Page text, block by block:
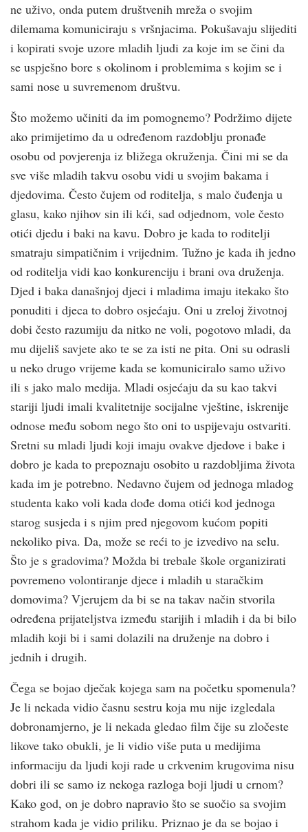
ne uživo, onda putem društvenih mreža o svojim
dilemama komuniciraju s vršnjacima. Pokušavaju slijediti
i kopirati svoje uzore mladih ljudi za koje im se čini da
se uspješno bore s okolinom i problemima s kojim se i
sami nose u suvremenom društvu.
Što možemo učiniti da im pomognemo? Podržimo dijete
ako primijetimo da u određenom razdoblju pronađe
osobu od povjerenja iz bližega okruženja. Čini mi se da
sve više mladih takvu osobu vidi u svojim bakama i
djedovima. Često čujem od roditelja, s malo čuđenja u
glasu, kako njihov sin ili kći, sad odjednom, vole često
otići djedu i baki na kavu. Dobro je kada to roditelji
smatraju simpatičnim i vrijednim. Tužno je kada ih jedno
od roditelja vidi kao konkurenciju i brani ova druženja.
Djed i baka današnjoj djeci i mladima imaju itekako što
ponuditi i djeca to dobro osjećaju. Oni u zreloj životnoj
dobi često razumiju da nitko ne voli, pogotovo mladi, da
mu dijeliš savjete ako te se za isti ne pita. Oni su odrasli
u neko drugo vrijeme kada se komuniciralo samo uživo
ili s jako malo medija. Mladi osjećaju da su kao takvi
stariji ljudi imali kvalitetnije socijalne vještine, iskrenije
odnose među sobom nego što oni to uspijevaju ostvariti.
Sretni su mladi ljudi koji imaju ovakve djedove i bake i
dobro je kada to prepoznaju osobito u razdobljima života
kada im je potrebno. Nedavno čujem od jednoga mladog
studenta kako voli kada dođe doma otići kod jednoga
starog susjeda i s njim pred njegovom kućom popiti
nekoliko piva. Da, može se reći to je izvedivo na selu.
Što je s gradovima? Možda bi trebale škole organizirati
povremeno volontiranje djece i mladih u staračkim
domovima? Vjerujem da bi se na takav način stvorila
određena prijateljstva između starijih i mladih i da bi bilo
mladih koji bi i sami dolazili na druženje na dobro i
jednih i drugih.
Čega se bojao dječak kojega sam na početku spomenula?
Je li nekada vidio časnu sestru koja mu nije izgledala
dobronamjerno, je li nekada gledao film čije su zločeste
likove tako obukli, je li vidio više puta u medijima
informaciju da ljudi koji rade u crkvenim krugovima nisu
dobri ili se samo iz nekoga razloga boji ljudi u crnom?
Kako god, on je dobro napravio što se suočio sa svojim
strahom kada je vidio priliku. Priznao je da se bojao i